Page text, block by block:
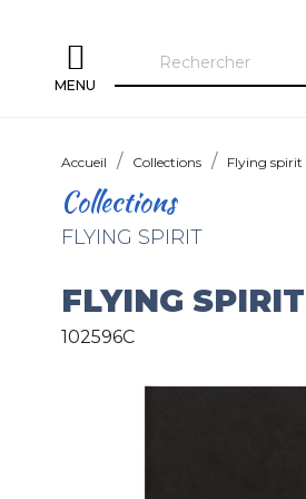
MENU
Accueil Collections Flying spirit
Collections
FLYING SPIRIT
FLYING
102596C